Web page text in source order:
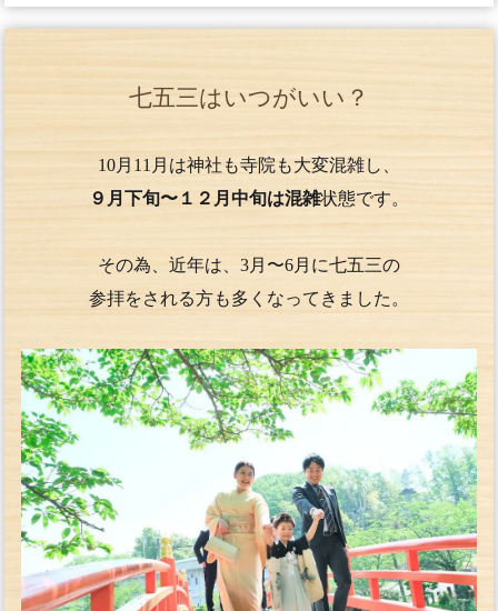
七五三はいつがいい？
10月11月は神社も寺院も大変混雑し、
９月下旬〜１２月中旬は混雑状態です。
その為、近年は、3月〜6月に七五三の
参拝をされる方も多くなってきました。